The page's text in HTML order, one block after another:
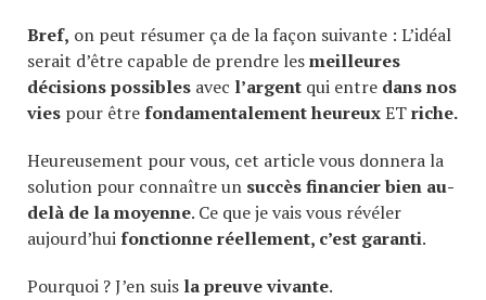
Bref, on peut résumer ça de la façon suivante : L’idéal
serait d’être capable de prendre lesmeilleures
décisions possibles avec l’argent qui entre dans nos
vies pour êtrefondamentalement heureuxETriche.
Heureusement pour vous, cet article vous donnera la
solution pour connaître un succès financier bien au-
delà de la moyenne. Ce que je vais vous révéler
aujourd’huifonctionne réellement, c’est garanti.
Pourquoi ? J’en suis la preuve vivante.